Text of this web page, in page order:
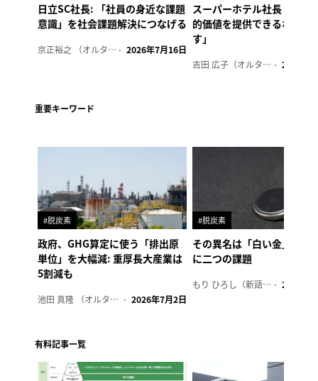
日立SC社長: 「社員の身近な課題
意識」を社会課題解決につなげる
京正裕之 （オルタナ副編集長） 2026年7月16日
スーパーホテル社長「地域
的価値を提供できるホテル
す」
吉田 広子（オルタナ輪番編集長） 2026年6
重要キーワード
#脱炭素
政府、GHG算定に使う「排出原
単位」を大幅減: 重厚長大産業は
5割減も
池田 真隆 （オルタナ輪番編集長） 2026年7月2日
#脱炭素
その異名は「白い金」、リ
に二つの課題
もり ひろし（新語ウォッチャー） 2023年7
有料記事一覧